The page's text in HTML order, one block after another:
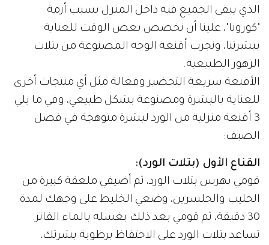
الذي يبقى الجميع فيه داخل المنزل بسبب أزمة
"كورونا"، علينا أن نخصص بعض الوقت للعناية
ببشرتنا، ونجرب أقنعة الوجه المصنوعة من بتلات
الزهور الطبيعية.
الأقنعة سريعة التحضير وفعالة مثل أي منتجات أخرى
للعناية بالبشرة ومصنوعة بشكل طبيعي، وفي ما يلي
3 أقنعة منزلية من الورد لبشرة متوهجة في فصل
الصيف:
القناع الأول (بتلات الورد):
قومي بهرس بتلات الورد، ثم أضيفي ملعقة كبيرة من
الحليب والجلسرين، وضعي الخليط على وجهك لمدة
30 دقيقة، ثم قومي بعد ذلك بغسله بالماء الفاتر.
تساعد بتلات الورد على الاحتفاظ برطوبة بشرتك،